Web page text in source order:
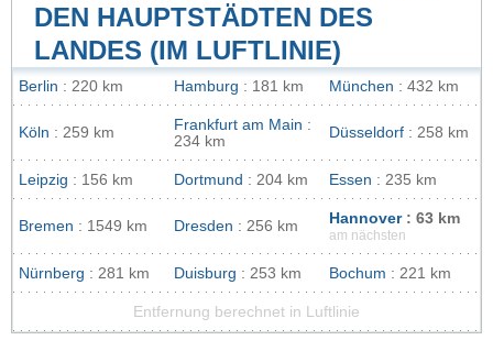
DEN HAUPTSTÄDTEN DES
LANDES (IM LUFTLINIE)
Berlin : 220 km Hamburg : 181 km München : 432 km
Köln : 259 km Frankfurt am Main :
234 km
Düsseldorf : 258 km
Leipzig : 156 km Dortmund : 204 km Essen : 235 km
Bremen : 1549 km Dresden : 256 km Hannover: 63 km
am nächsten
Nürnberg : 281 km Duisburg : 253 km Bochum : 221 km
Entfernung berechnet in Luftlinie